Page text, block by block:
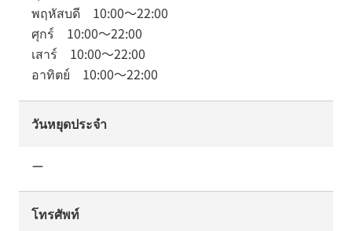
พฤหัสบดี 10:00～22:00
ศุกร์ 10:00～22:00
เสาร์ 10:00～22:00
อาทิตย์ 10:00～22:00
วันหยุดประจำ
ー
โทรศัพท์